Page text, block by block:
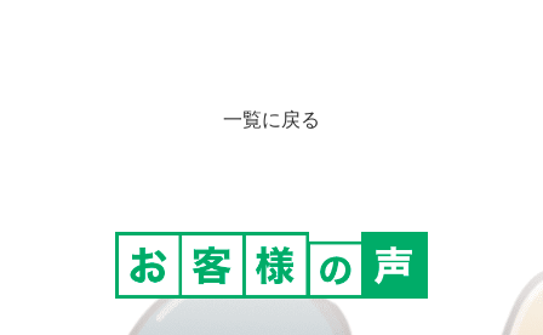
一覧に戻る